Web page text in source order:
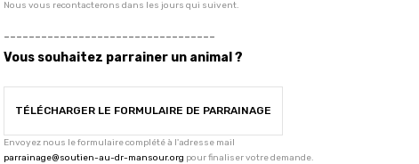
Nous vous recontacterons dans les jours qui suivent.
----------------------------------
Vous souhaitez parrainer un animal ?
TÉLÉCHARGER LE FORMULAIRE DE PARRAINAGE
Envoyez nous le formulaire complété à l'adresse mail
parrainage@soutien-au-dr-mansour.org pour finaliser votre demande.